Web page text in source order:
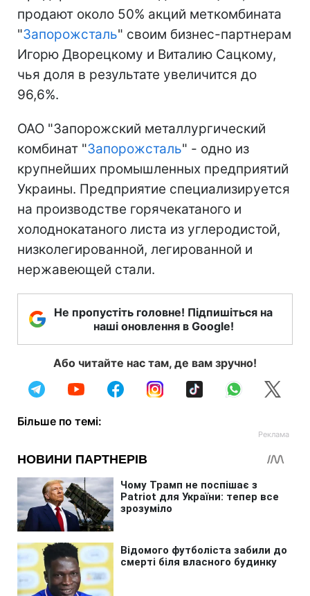
продают около 50% акций меткомбината
"Запорожсталь" своим бизнес-партнерам
Игорю Дворецкому и Виталию Сацкому,
чья доля в результате увеличится до
96,6%.
ОАО "Запорожский металлургический
комбинат "Запорожсталь" - одно из
крупнейших промышленных предприятий
Украины. Предприятие специализируется
на производстве горячекатаного и
холоднокатаного листа из углеродистой,
низколегированной, легированной и
нержавеющей стали.
Не пропустіть головне! Підпишіться на
наші оновлення в Google!
Або читайте нас там, де вам зручно!
Більше по темі: